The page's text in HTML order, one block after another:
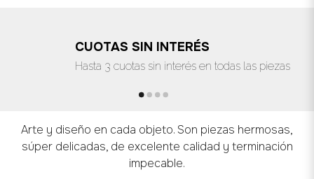
CUOTAS SIN INTERÉS
Hasta 3 cuotas sin interés en todas las piezas
Arte y diseño en cada objeto. Son piezas hermosas,
súper delicadas, de excelente calidad y terminación
impecable.